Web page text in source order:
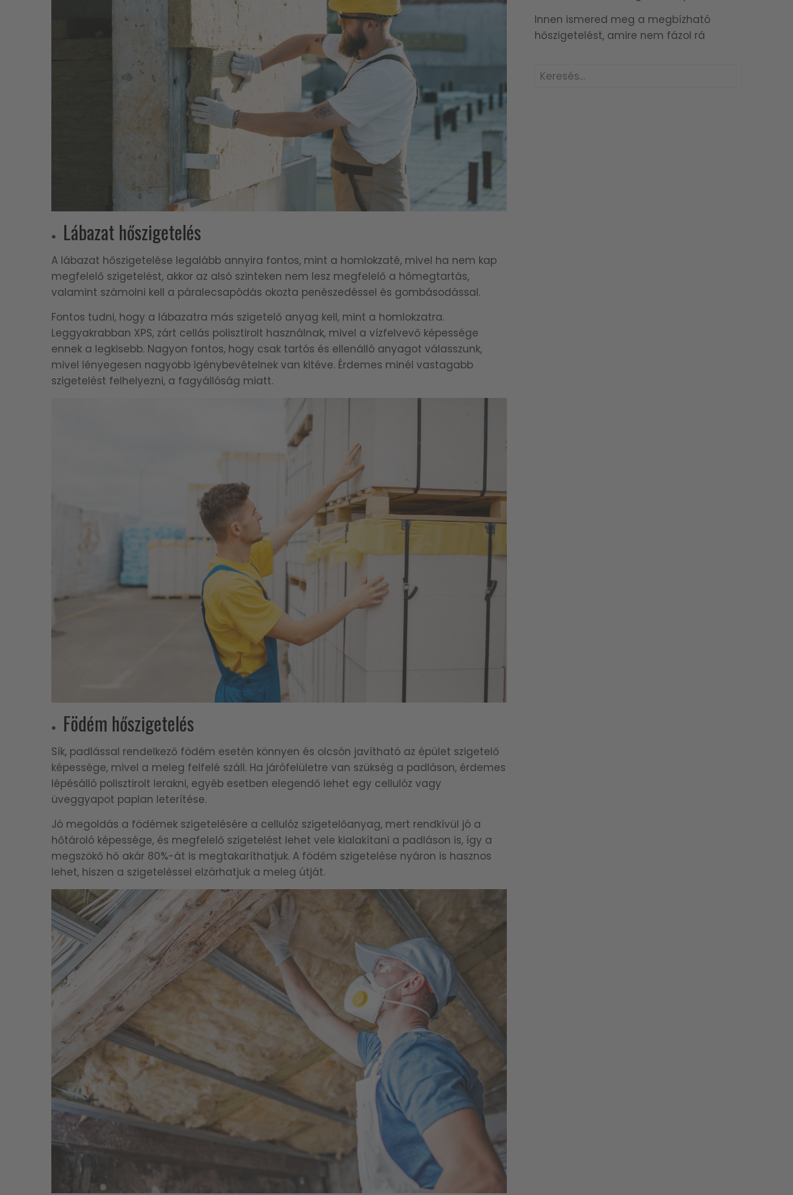
Lábazat hőszigetelés
A lábazat hőszigetelése legalább annyira fontos, mint a homlokzaté, mivel ha nem kap
megfelelő szigetelést, akkor az alsó szinteken nem lesz megfelelő a hőmegtartás,
valamint számolni kell a páralecsapódás okozta penészedéssel és gombásodással.
Fontos tudni, hogy a lábazatra más szigetelő anyag kell, mint a homlokzatra.
Leggyakrabban XPS, zárt cellás polisztirolt használnak, mivel a vízfelvevő képessége
ennek a legkisebb. Nagyon fontos, hogy csak tartós és ellenálló anyagot válasszunk,
mivel lényegesen nagyobb igénybevételnek van kitéve. Érdemes minél vastagabb
szigetelést felhelyezni, a fagyállóság miatt.
Födém hőszigetelés
Sík, padlással rendelkező födém esetén könnyen és olcsón javítható az épület szigetelő
képessége, mivel a meleg felfelé száll. Ha járófelületre van szükség a padláson, érdemes
lépésálló polisztirolt lerakni, egyéb esetben elegendő lehet egy cellulóz vagy
üveggyapot paplan leterítése.
Jó megoldás a födémek szigetelésére a cellulóz szigetelőanyag, mert rendkívül jó a
hőtároló képessége, és megfelelő szigetelést lehet vele kialakítani a padláson is, így a
megszökő hő akár 80%-át is megtakaríthatjuk. A födém szigetelése nyáron is hasznos
lehet, hiszen a szigeteléssel elzárhatjuk a meleg útját.
Innen ismered meg a megbízható
hőszigetelést, amire nem fázol rá
Keresés: